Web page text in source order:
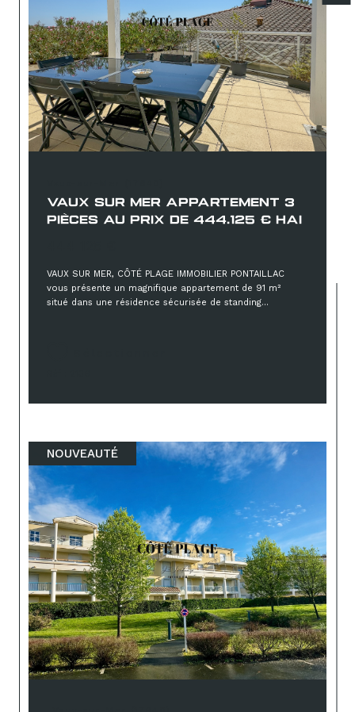
VAUX SUR MER APPARTEMENT 3
PIÈCES AU PRIX DE 444.125 € HAI
VAUX SUR MER, CÔTÉ PLAGE IMMOBILIER PONTAILLAC
vous présente un magnifique appartement de 91 m²
situé dans une résidence sécurisée de standing...
NOUVEAUTÉ